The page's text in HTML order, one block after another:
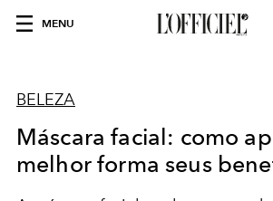
MENU
BELEZA
Máscara facial: como
melhor forma seus